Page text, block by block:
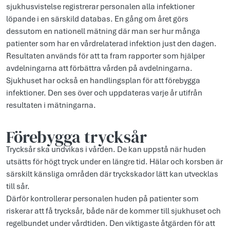
sjukhusvistelse registrerar personalen alla infektioner
löpande i en särskild databas. En gång om året görs
dessutom en nationell mätning där man ser hur många
patienter som har en vårdrelaterad infektion just den dagen.
Resultaten används för att ta fram rapporter som hjälper
avdelningarna att förbättra vården på avdelningarna.
Sjukhuset har också en handlingsplan för att förebygga
infektioner. Den ses över och uppdateras varje år utifrån
resultaten i mätningarna.
Förebygga trycksår
Trycksår ska undvikas i vården. De kan uppstå när huden
utsätts för högt tryck under en längre tid. Hälar och korsben är
särskilt känsliga områden där tryckskador lätt kan utvecklas
till sår.
Därför kontrollerar personalen huden på patienter som
riskerar att få trycksår, både när de kommer till sjukhuset och
regelbundet under vårdtiden. Den viktigaste åtgärden för att